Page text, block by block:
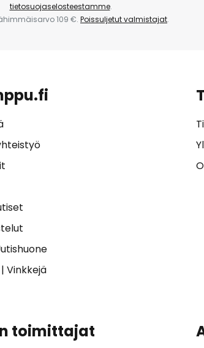
tietosuojaselosteestamme.
109 €. Poissuljetut valmistajat.
Vinkkejä
toimittajat